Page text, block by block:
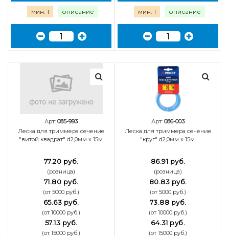
мин. 1 описание мин. 1 описание
Арт: 085-993
Леска для триммера сечение
"витой квадрат" d2,0мм х 15м.
77.20 руб.
(розница)
71.80 руб.
(от 5000 руб.)
65.63 руб.
(от 10000 руб.)
57.13 руб.
(от 15000 руб.)
Арт: 086-003
Леска для триммера сечение
"круг" d2,0мм х 15м.
86.91 руб.
(розница)
80.83 руб.
(от 5000 руб.)
73.88 руб.
(от 10000 руб.)
64.31 руб.
(от 15000 руб.)